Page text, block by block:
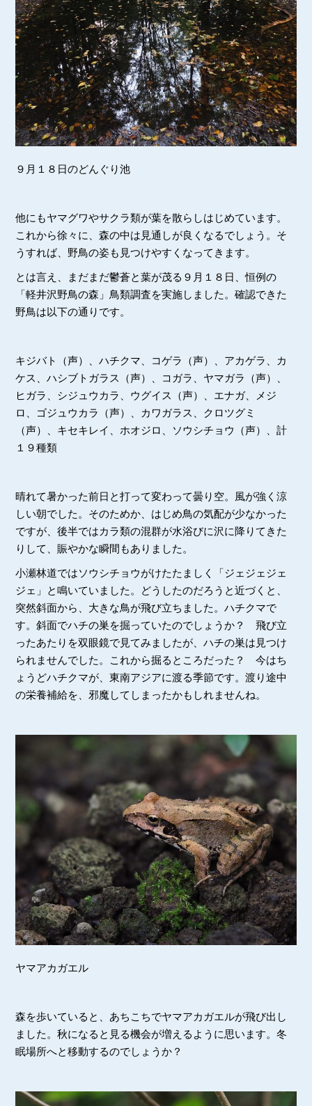
９月１８日のどんぐり池
他にもヤマグワやサクラ類が葉を散らしはじめています。
これから徐々に、森の中は見通しが良くなるでしょう。そ
うすれば、野鳥の姿も見つけやすくなってきます。
とは言え、まだまだ鬱蒼と葉が茂る９月１８日、恒例の
「軽井沢野鳥の森」鳥類調査を実施しました。確認できた
野鳥は以下の通りです。
キジバト（声）、ハチクマ、コゲラ（声）、アカゲラ、カ
ケス、ハシブトガラス（声）、コガラ、ヤマガラ（声）、
ヒガラ、シジュウカラ、ウグイス（声）、エナガ、メジ
ロ、ゴジュウカラ（声）、カワガラス、クロツグミ
（声）、キセキレイ、ホオジロ、ソウシチョウ（声）、計
１９種類
晴れて暑かった前日と打って変わって曇り空。風が強く涼
しい朝でした。そのためか、はじめ鳥の気配が少なかった
ですが、後半ではカラ類の混群が水浴びに沢に降りてきた
りして、賑やかな瞬間もありました。
小瀬林道ではソウシチョウがけたたましく「ジェジェジェ
ジェ」と鳴いていました。どうしたのだろうと近づくと、
突然斜面から、大きな鳥が飛び立ちました。ハチクマで
す。斜面でハチの巣を掘っていたのでしょうか？ 飛び立
ったあたりを双眼鏡で見てみましたが、ハチの巣は見つけ
られませんでした。これから掘るところだった？ 今はち
ょうどハチクマが、東南アジアに渡る季節です。渡り途中
の栄養補給を、邪魔してしまったかもしれませんね。
ヤマアカガエル
森を歩いていると、あちこちでヤマアカガエルが飛び出し
ました。秋になると見る機会が増えるように思います。冬
眠場所へと移動するのでしょうか？